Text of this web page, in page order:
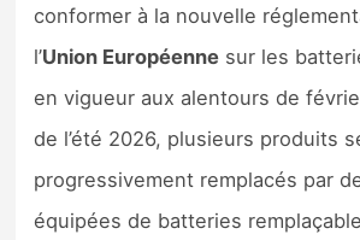
Précommandes jeux
Sorties de jeux
Bons plans
conformer à la nouvelle
l’Union Européenne sur les
en vigueur aux alentours de
de l’été 2026, plusieurs produits
progressivement remplacés par
équipées de batteries